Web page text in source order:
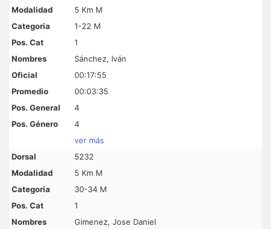
5 Km M
1-22 M
1
Sánchez, Iván
00:17:55
00:03:35
4
4
ver más
5232
5 Km M
30-34 M
1
Gimenez, Jose Daniel